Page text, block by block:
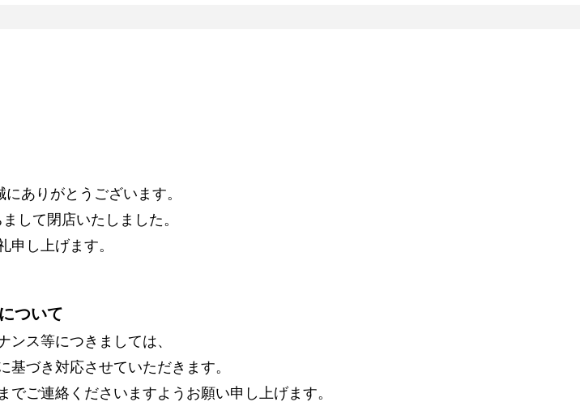
ありがとうございます。
して閉店いたしました。
申し上げます。
ついて
ス等につきましては、
づき対応させていただきます。
ご連絡くださいますようお願い申し上げます。